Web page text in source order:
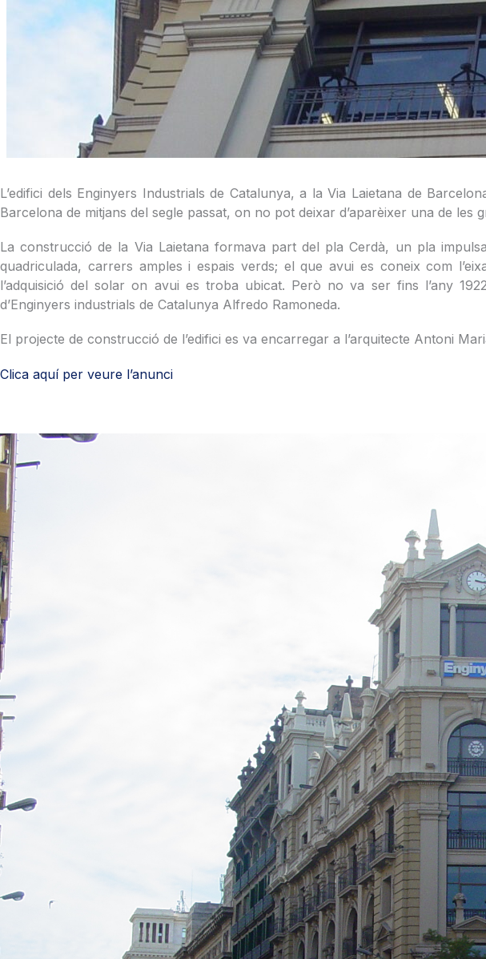
L’edifici dels Enginyers Industrials de Catalunya, a la Via Laietana de
Barcelona de mitjans del segle passat, on no pot deixar d’aparèixer una de
La construcció de la Via Laietana formava part del pla Cerdà, un pla
quadriculada, carrers amples i espais verds; el que avui es coneix com
l’adquisició del solar on avui es troba ubicat. Però no va ser fins l’any
d’Enginyers industrials de Catalunya Alfredo Ramoneda.
El projecte de construcció de l’edifici es va encarregar a l’arquitecte Antoni
Clica aquí per veure l’anunci